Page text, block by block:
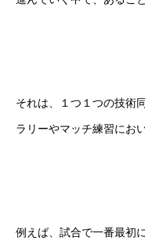
それは、１つ１つの技術
ラリーやマッチ練習にお
例えば、試合で一番最初